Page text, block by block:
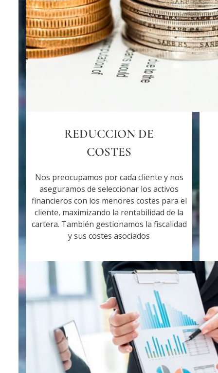
REDUCCION DE
COSTES
Nos preocupamos por cada cliente y nos
aseguramos de seleccionar los activos
financieros con los menores costes para el
cliente, maximizando la rentabilidad de la
cartera. También gestionamos la fiscalidad
y sus costes asociados